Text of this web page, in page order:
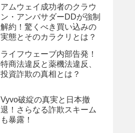
アムウェイ成功者のクラウ
ン・アンバサダーDDが強制
解約！驚くべき買い込みの
実態とそのカラクリとは？
ライフウェーブ内部告発！
特商法違反と薬機法違反、
投資詐欺の真相とは？
Vyvo破綻の真実と日本撤
退！さらなる詐欺スキーム
も暴露！